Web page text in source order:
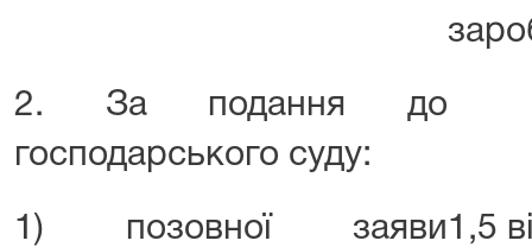
2. За подання до
господарського суду:
1) позовної заяви1,5